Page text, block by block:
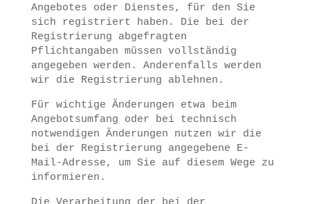
Angebotes oder Dienstes, für den Sie
sich registriert haben. Die bei der
Registrierung abgefragten
Pflichtangaben müssen vollständig
angegeben werden. Anderenfalls werden
wir die Registrierung ablehnen.
Für wichtige Änderungen etwa beim
Angebotsumfang oder bei technisch
notwendigen Änderungen nutzen wir die
bei der Registrierung angegebene E-
Mail-Adresse, um Sie auf diesem Wege zu
informieren.